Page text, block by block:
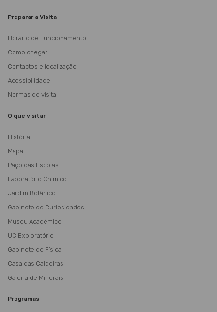
Preparar a Visita
Horário de Funcionamento
Como chegar
Contactos e localização
Acessibilidade
Normas de visita
O que visitar
História
Mapa
Paço das Escolas
Laboratório Chimico
Jardim Botânico
Gabinete de Curiosidades
Museu Académico
UC Exploratório
Gabinete de Física
Casa das Caldeiras
Galeria de Minerais
Programas